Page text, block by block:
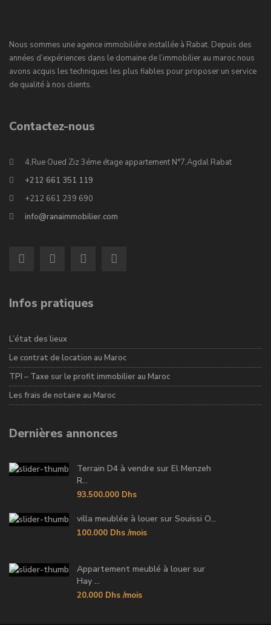
Nous sommes une agence immobilière installée à Rabat. Depuis des
années d’expériences dans le domaine de l’immobilier au maroc nous
avons acquis les techniques les plus fiables pour proposer un service
de qualité à nos clients.
Contactez-nous
4,Rue Oued Ziz 3éme étage appartement N°7,Agdal Rabat
+212 661 351 119
+212 661 239 690
info@ranaimmobilier.com
Infos pratiques
L’état des lieux
Le contrat de location au Maroc
TPI – Taxe sur le profit immobilier au Maroc
Les frais de notaire au Maroc
Dernières annonces
Terrain D4 à vendre sur El Menzeh
R...
93.500.000 Dhs
villa meublée à louer sur Souissi O...
100.000 Dhs /mois
Appartement meublé à louer sur
Hay ...
20.000 Dhs /mois